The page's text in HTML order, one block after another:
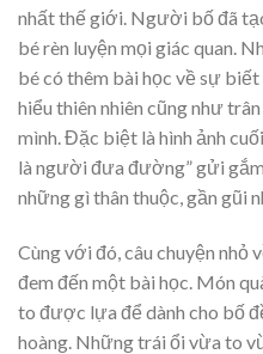
nhất thế giới. Người bố đã
bé rèn luyện mọi giác quan.
bé có thêm bài học về sự
hiểu thiên nhiên cũng như
mình. Đặc biệt là hình ảnh
là người đưa đường” gửi
những gì thân thuộc, gần gũi
Cùng với đó, câu chuyện nhỏ
đem đến một bài học. Món
to được lựa để dành cho bố
hoàng. Những trái ổi vừa to